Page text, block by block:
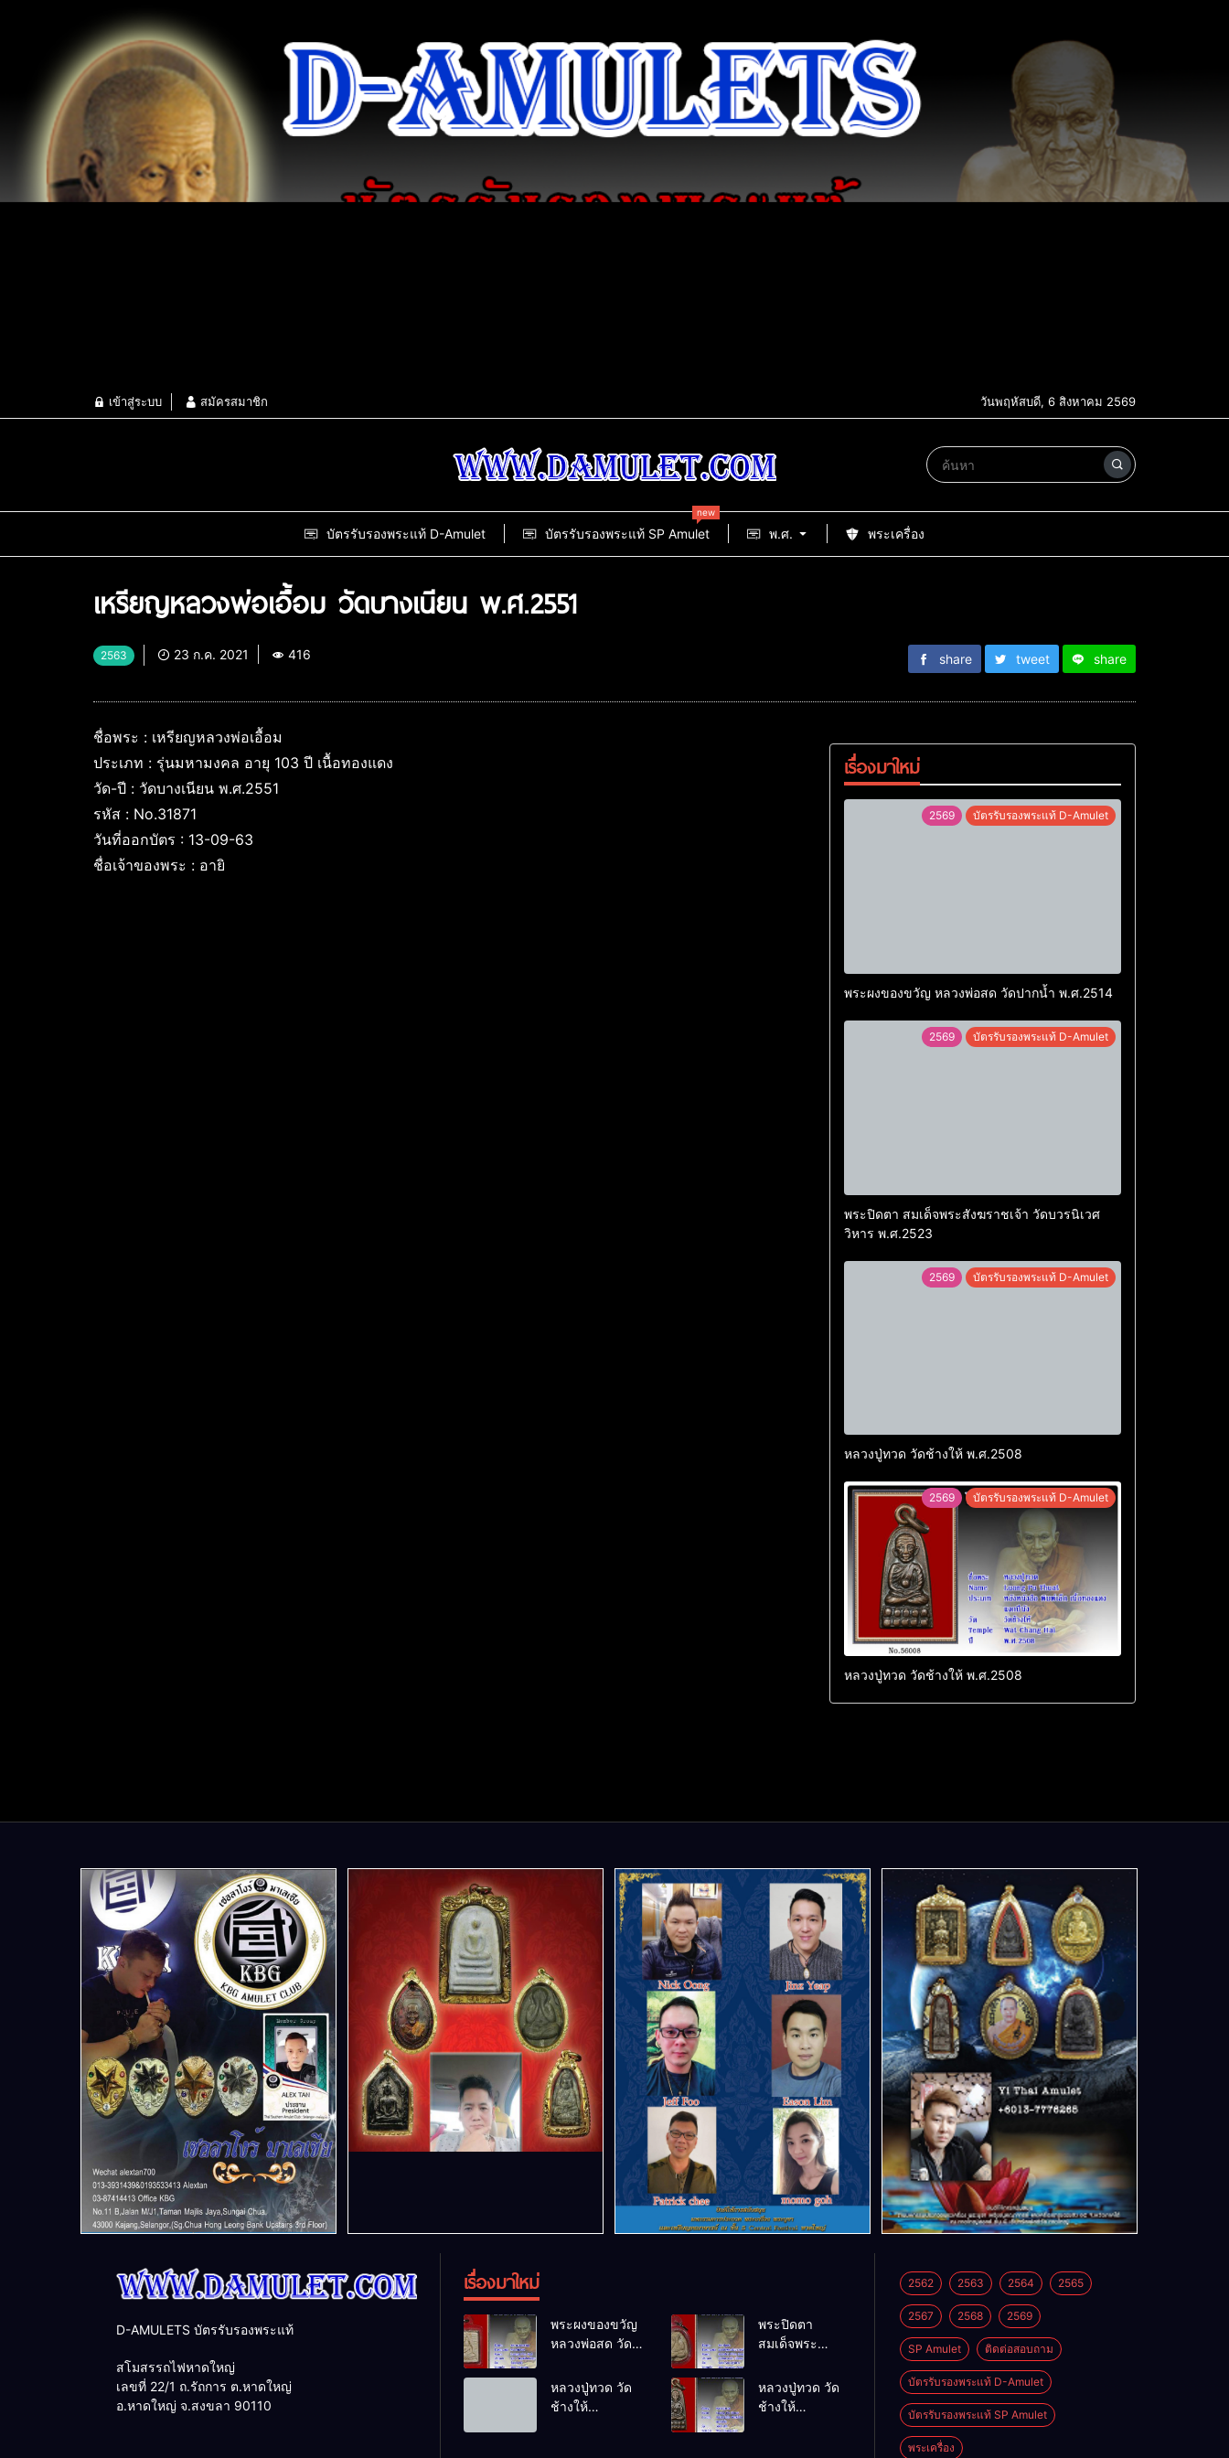
เข้าสู่ระบบ สมัครสมาชิก วันพฤหัสบดี, 6 สิงหาคม 2569
บัตรรับรองพระแท้ D-Amulet บัตรรับรองพระแท้ SP Amulet
new
พ.ศ. พระเครื่อง
เหรียญหลวงพ่อเอื้อม วัดบางเนียน พ.ศ.2551
2563 23 ก.ค. 2021 416 share tweet share
ชื่อพระ : เหรียญหลวงพ่อเอื้อม
ประเภท : รุ่นมหามงคล อายุ 103 ปี เนื้อทองแดง
วัด-ปี : วัดบางเนียน พ.ศ.2551
รหัส : No.31871
วันที่ออกบัตร : 13-09-63
ชื่อเจ้าของพระ : อายิ
เรื่องมาใหม่
2569 บัตรรับรองพระแท้ D-Amulet
พระผงของขวัญ หลวงพ่อสด วัดปากน้ำ พ.ศ.2514
2569 บัตรรับรองพระแท้ D-Amulet
พระปิดตา สมเด็จพระสังฆราชเจ้า วัดบวรนิเวศ
วิหาร พ.ศ.2523
2569 บัตรรับรองพระแท้ D-Amulet
หลวงปู่ทวด วัดช้างให้ พ.ศ.2508
2569 บัตรรับรองพระแท้ D-Amulet
หลวงปู่ทวด วัดช้างให้ พ.ศ.2508
D-AMULETS บัตรรับรองพระแท้
สโมสรรถไฟหาดใหญ่
เลขที่ 22/1 ถ.รัถการ ต.หาดใหญ่
อ.หาดใหญ่ จ.สงขลา 90110
เรื่องมาใหม่
พระผงของขวัญ
หลวงพ่อสด วัด
พ.ศ.2514
พระปิดตา
สมเด็จพระ
บวรนิเวศวิหาร
พ.ศ.2523
หลวงปู่ทวด วัด
ช้างให้
หลวงปู่ทวด วัด
ช้างให้
2562 2563 2564 2565
2567 2568 2569
SP Amulet ติดต่อสอบถาม
บัตรรับรองพระแท้ D-Amulet
บัตรรับรองพระแท้ SP Amulet
พระเครื่อง